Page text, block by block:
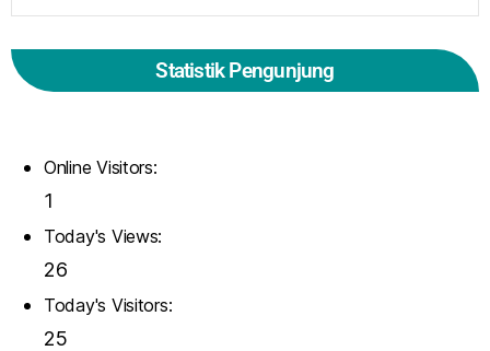
Statistik Pengunjung
Online Visitors:
1
Today's Views:
26
Today's Visitors:
25